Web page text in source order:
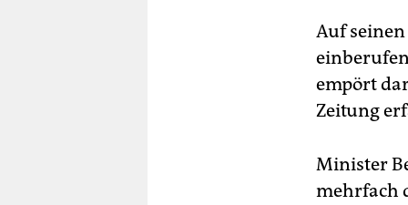
Auf
empört
Zeitung
Minister
mehrfach